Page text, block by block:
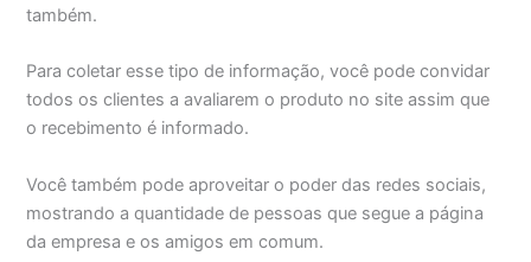
também.
Para coletar esse tipo de informação, você pode convidar
todos os clientes a avaliarem o produto no site assim que
o recebimento é informado.
Você também pode aproveitar o poder das redes sociais,
mostrando a quantidade de pessoas que segue a página
da empresa e os amigos em comum.